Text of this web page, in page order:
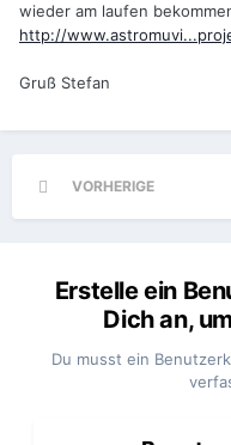
wieder am laufen
http://
Gruß Stefan
VORHERIGE
Erstelle ein
Dich an,
Du musst ein